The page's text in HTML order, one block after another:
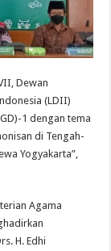
Dewan
(LDII)
1 dengan tema
di Tengah-
Yogyakarta”,
Agama
H. Edhi